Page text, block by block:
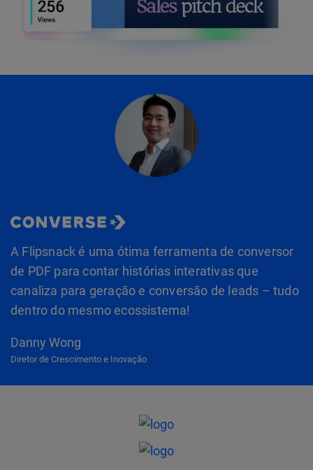
A Flipsnack é uma ótima ferramenta de conversor
de PDF para contar histórias interativas que
canaliza para geração e conversão de leads – tudo
dentro do mesmo ecossistema!
Danny Wong
Diretor de Crescimento e Inovação